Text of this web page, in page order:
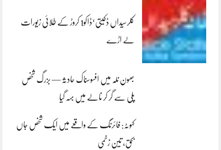
کلرسیداں ڈکیتی‘ڈاکو1 کروڑ کے طلائی زیورات
لے اڑے
بھون نلہ میں افسوسناک حادثہ — بزرگ شخص
پلی سے گر کر نالے میں بہہ گیا
کہوٹہ: فائرنگ کے واقعے میں ایک شخص جاں
بحق، تین زخمی